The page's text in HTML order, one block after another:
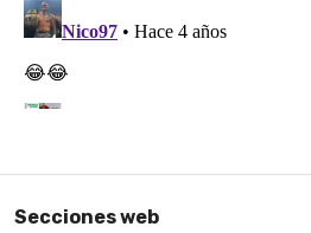
Secciones web